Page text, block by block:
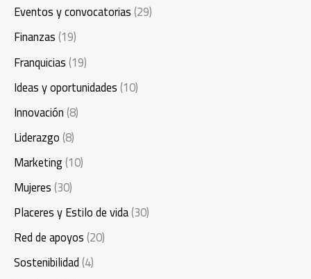
Eventos y convocatorias(29)
Finanzas(19)
Franquicias(19)
Ideas y oportunidades(10)
Innovación(8)
Liderazgo(8)
Marketing(10)
Mujeres(30)
Placeres y Estilo de vida(30)
Red de apoyos(20)
Sostenibilidad(4)